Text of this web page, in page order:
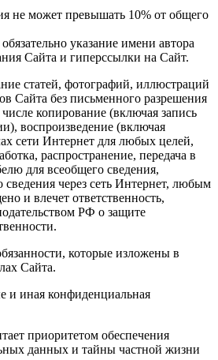
не может превышать 10% от общего
указание имени автора
Сайта и гиперссылки на Сайт.
статей, фотографий, иллюстраций
Сайта без письменного разрешения
копирование (включая запись
воспроизведение (включая
сети Интернет для любых целей,
распространение, передача в
для всеобщего сведения,
сведения через сеть Интернет, любым
и влечет ответственность,
РФ о защите
которые изложены в
Сайта.
и иная конфиденциальная
приоритетом обеспечения
данных и тайны частной жизни